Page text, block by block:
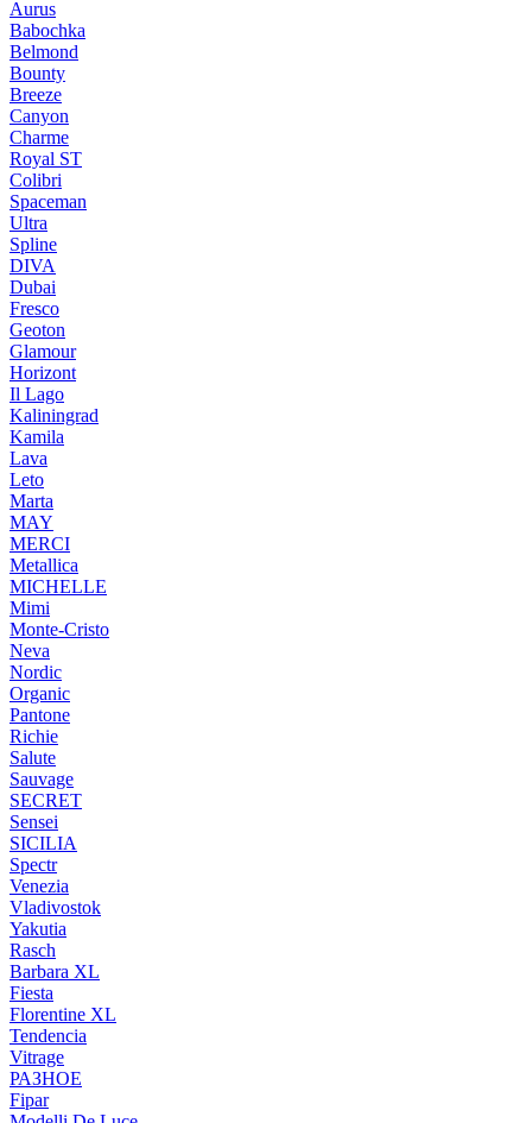
Aurus
Babochka
Belmond
Bounty
Breeze
Canуon
Charme
Royal ST
Colibri
Spaceman
Ultra
Spline
DIVA
Dubai
Fresco
Geoton
Glamour
Horizont
Il Lago
Kaliningrad
Kamila
Lava
Leto
Marta
MAY
MERCI
Metallica
MICHELLE
Mimi
Monte-Cristo
Neva
Nordic
Organic
Pantone
Richie
Salute
Sauvage
SECRET
Sensei
SICILIA
Spectr
Venezia
Vladivostok
Yakutia
Rasch
Barbara XL
Fiesta
Florentine XL
Tendencia
Vitrage
РАЗНОЕ
Fipar